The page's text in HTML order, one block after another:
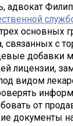
адвокат
основных
связанных с
добавки
лицензии,
видом
от
документы